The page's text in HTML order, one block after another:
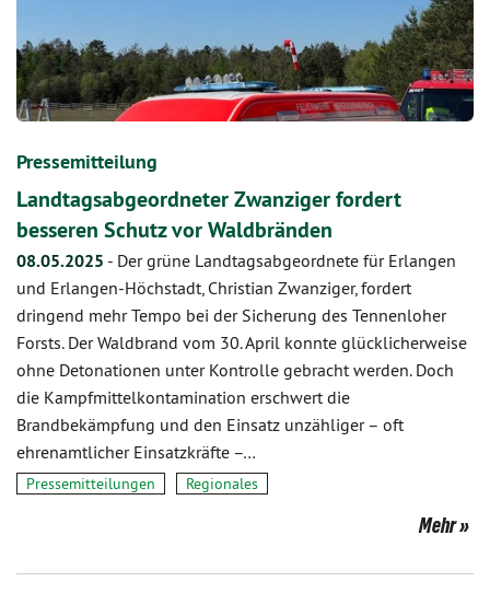
Pressemitteilung
Landtagsabgeordneter Zwanziger fordert
besseren Schutz vor Waldbränden
08.05.2025 - Der grüne Landtagsabgeordnete für Erlangen
und Erlangen-Höchstadt, Christian Zwanziger, fordert
dringend mehr Tempo bei der Sicherung des Tennenloher
Forsts. Der Waldbrand vom 30. April konnte glücklicherweise
ohne Detonationen unter Kontrolle gebracht werden. Doch
die Kampfmittelkontamination erschwert die
Brandbekämpfung und den Einsatz unzähliger – oft
ehrenamtlicher Einsatzkräfte –…
Pressemitteilungen Regionales
Mehr